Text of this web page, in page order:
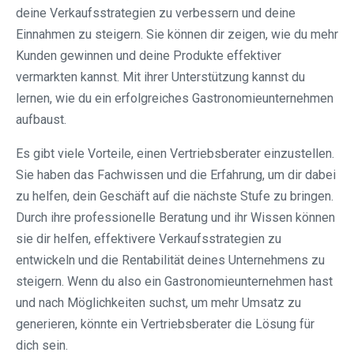
deine Verkaufsstrategien zu verbessern und deine
Einnahmen zu steigern. Sie können dir zeigen, wie du mehr
Kunden gewinnen und deine Produkte effektiver
vermarkten kannst. Mit ihrer Unterstützung kannst du
lernen, wie du ein erfolgreiches Gastronomieunternehmen
aufbaust.
Es gibt viele Vorteile, einen Vertriebsberater einzustellen.
Sie haben das Fachwissen und die Erfahrung, um dir dabei
zu helfen, dein Geschäft auf die nächste Stufe zu bringen.
Durch ihre professionelle Beratung und ihr Wissen können
sie dir helfen, effektivere Verkaufsstrategien zu
entwickeln und die Rentabilität deines Unternehmens zu
steigern. Wenn du also ein Gastronomieunternehmen hast
und nach Möglichkeiten suchst, um mehr Umsatz zu
generieren, könnte ein Vertriebsberater die Lösung für
dich sein.